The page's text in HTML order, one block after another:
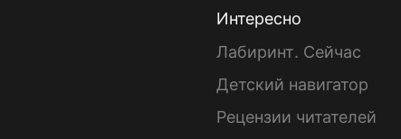
Интересно
Лабиринт. Сейчас
Детский навигатор
Рецензии читателей